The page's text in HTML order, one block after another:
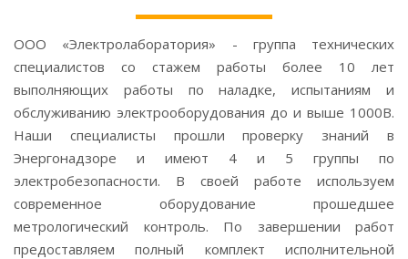
ООО «Электролаборатория» - группа технических
специалистов со стажем работы более 10 лет
выполняющих работы по наладке, испытаниям и
обслуживанию электрооборудования до и выше 1000В.
Наши специалисты прошли проверку знаний в
Энергонадзоре и имеют 4 и 5 группы по
электробезопасности. В своей работе используем
современное оборудование прошедшее
метрологический контроль. По завершении работ
предоставляем полный комплект исполнительной